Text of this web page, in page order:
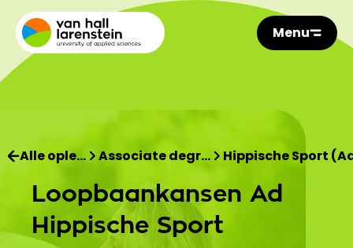
Menu
Alle ople… Associate degr… Hippische Sport
Loopbaankansen Ad
Hippische Sport